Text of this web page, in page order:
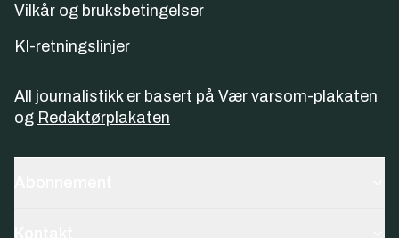
Vilkår og bruksbetingelser
KI-retningslinjer
All journalistikk er basert på Vær varsom-plakaten
og Redaktørplakaten